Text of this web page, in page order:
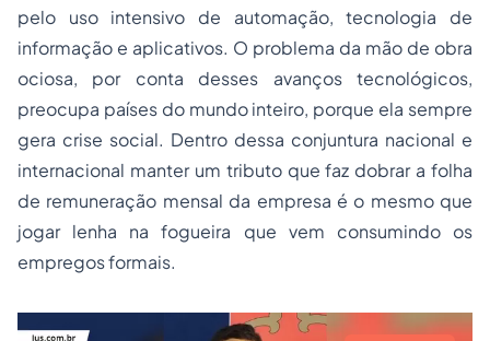
pelo uso intensivo de automação, tecnologia de
informação e aplicativos. O problema da mão de obra
ociosa, por conta desses avanços tecnológicos,
preocupa países do mundo inteiro, porque ela sempre
gera crise social. Dentro dessa conjuntura nacional e
internacional manter um tributo que faz dobrar a folha
de remuneração mensal da empresa é o mesmo que
jogar lenha na fogueira que vem consumindo os
empregos formais.